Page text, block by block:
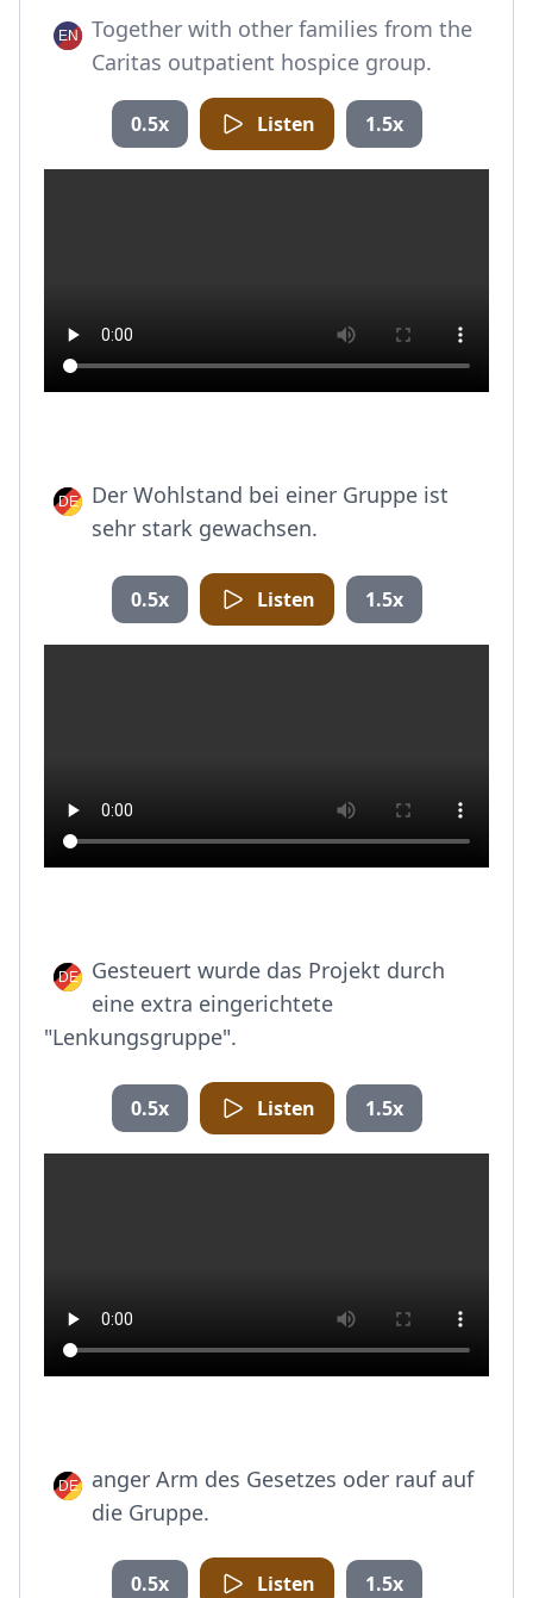
Together with other families from the
Caritas outpatient hospice group.
0.5x Listen 1.5x
Der Wohlstand bei einer Gruppe ist
sehr stark gewachsen.
0.5x Listen 1.5x
Gesteuert wurde das Projekt durch
eine extra eingerichtete
"Lenkungsgruppe".
0.5x Listen 1.5x
anger Arm des Gesetzes oder rauf auf
die Gruppe.
0.5x Listen 1.5x